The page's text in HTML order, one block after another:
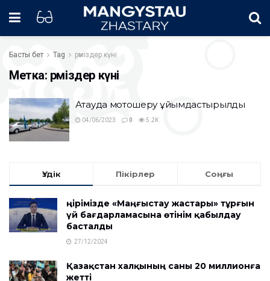
Басты бет Tag рәміздер күні
Метка: рәміздер күні
Ақтауда мотошеру ұйымдастырылды
04/06/2023 0 5.2K
Үздік Пікірлер Соңғы
Өңірімізде «Маңғыстау жастары» тұрғын
үй бағдарламасына өтінім қабылдау
басталды
27/12/2024
Қазақстан халқының саны 20 миллионға
жетті